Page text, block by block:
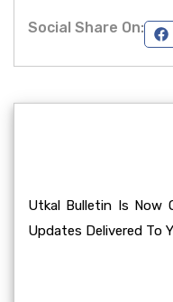
Social Share On:
Utkal Bulletin Is Now
Updates Delivered To